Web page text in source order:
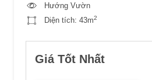
Hướng Vườn
Diện tích: 43m2
Giá Tốt Nhất